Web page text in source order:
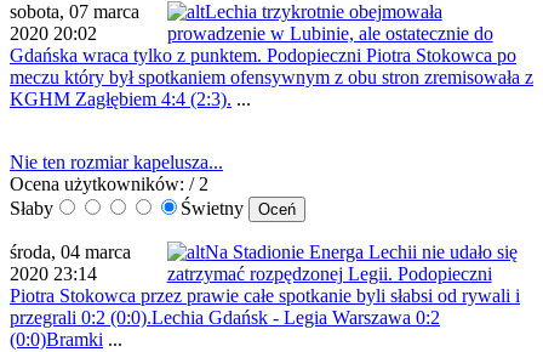
sobota, 07 marca
2020 20:02
Lechia trzykrotnie obejmowała
prowadzenie w Lubinie, ale ostatecznie do
Gdańska wraca tylko z punktem. Podopieczni Piotra Stokowca po
meczu który był spotkaniem ofensywnym z obu stron zremisowała z
KGHM Zagłębiem 4:4 (2:3). ...
Nie ten rozmiar kapelusza...
Ocena użytkowników: / 2
Słaby
Świetny
środa, 04 marca
2020 23:14
Na Stadionie Energa Lechii nie udało się
zatrzymać rozpędzonej Legii. Podopieczni
Piotra Stokowca przez prawie całe spotkanie byli słabsi od rywali i
przegrali 0:2 (0:0).Lechia Gdańsk - Legia Warszawa 0:2
(0:0)Bramki ...